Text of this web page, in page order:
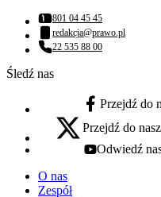
Numer telefonu:
801 04 45 45
Adres email:
redakcja@prawo.pl
Numer telefonu:
22 535 88 00
Śledź nas
facebook - otwiera
Przejdź do
x - otwiera się w nowej
Przejdź do
youtube - otwiera
Odwiedź
O nas
Zespół